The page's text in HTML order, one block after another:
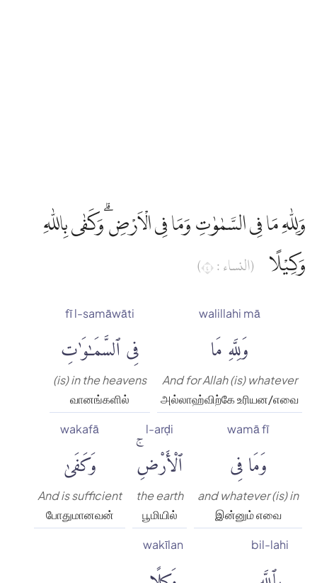
وَلِلّٰهِ مَا فِى السَّمٰوٰتِ وَمَا فِى الْاَرْضِ ۗوَكَفٰى بِاللّٰهِ
وَكِيْلًا
(النساء : ٤)
walillahi mā
وَلِلَّهِ مَا
And for Allah (is) whatever
அல்லாஹ்விற்கே உரியன/எவை
fī l-samāwāti
فِى ٱلسَّمَٰوَٰتِ
(is) in the heavens
வானங்களில்
wamā fī
وَمَا فِى
and whatever (is) in
இன்னும் எவை
l-arḍi
ٱلْأَرْضِۚ
the earth
பூமியில்
wakafā
وَكَفَىٰ
And is sufficient
போதுமானவன்
bil-lahi
wakīlan